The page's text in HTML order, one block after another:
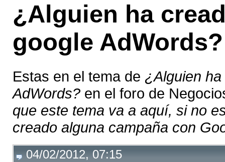
¿Alguien ha
google AdWords?
Estas en el tema de ¿Alguien
AdWords? en el foro de
que este tema va a aquí, si no
creado alguna campaña con
04/02/2012, 07:15